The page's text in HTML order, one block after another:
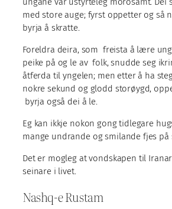
med store auge; fyrst oppetter og så
byrja å skratte.
Foreldra deira, som freista å lære
peike på og le av folk, snudde seg
åtferda til yngelen; men etter å ha
nokre sekund og glodd storøygd,
byrja også dei å le.
Eg kan ikkje nokon gong tidlegare
mange undrande og smilande fjes på
Det er mogleg at vondskapen til
seinare i livet.
Nashq-e Rustam